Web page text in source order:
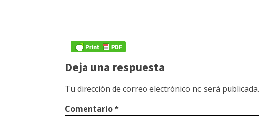
Deja una respuesta
Tu dirección de correo electrónico no será publicada.
Comentario*